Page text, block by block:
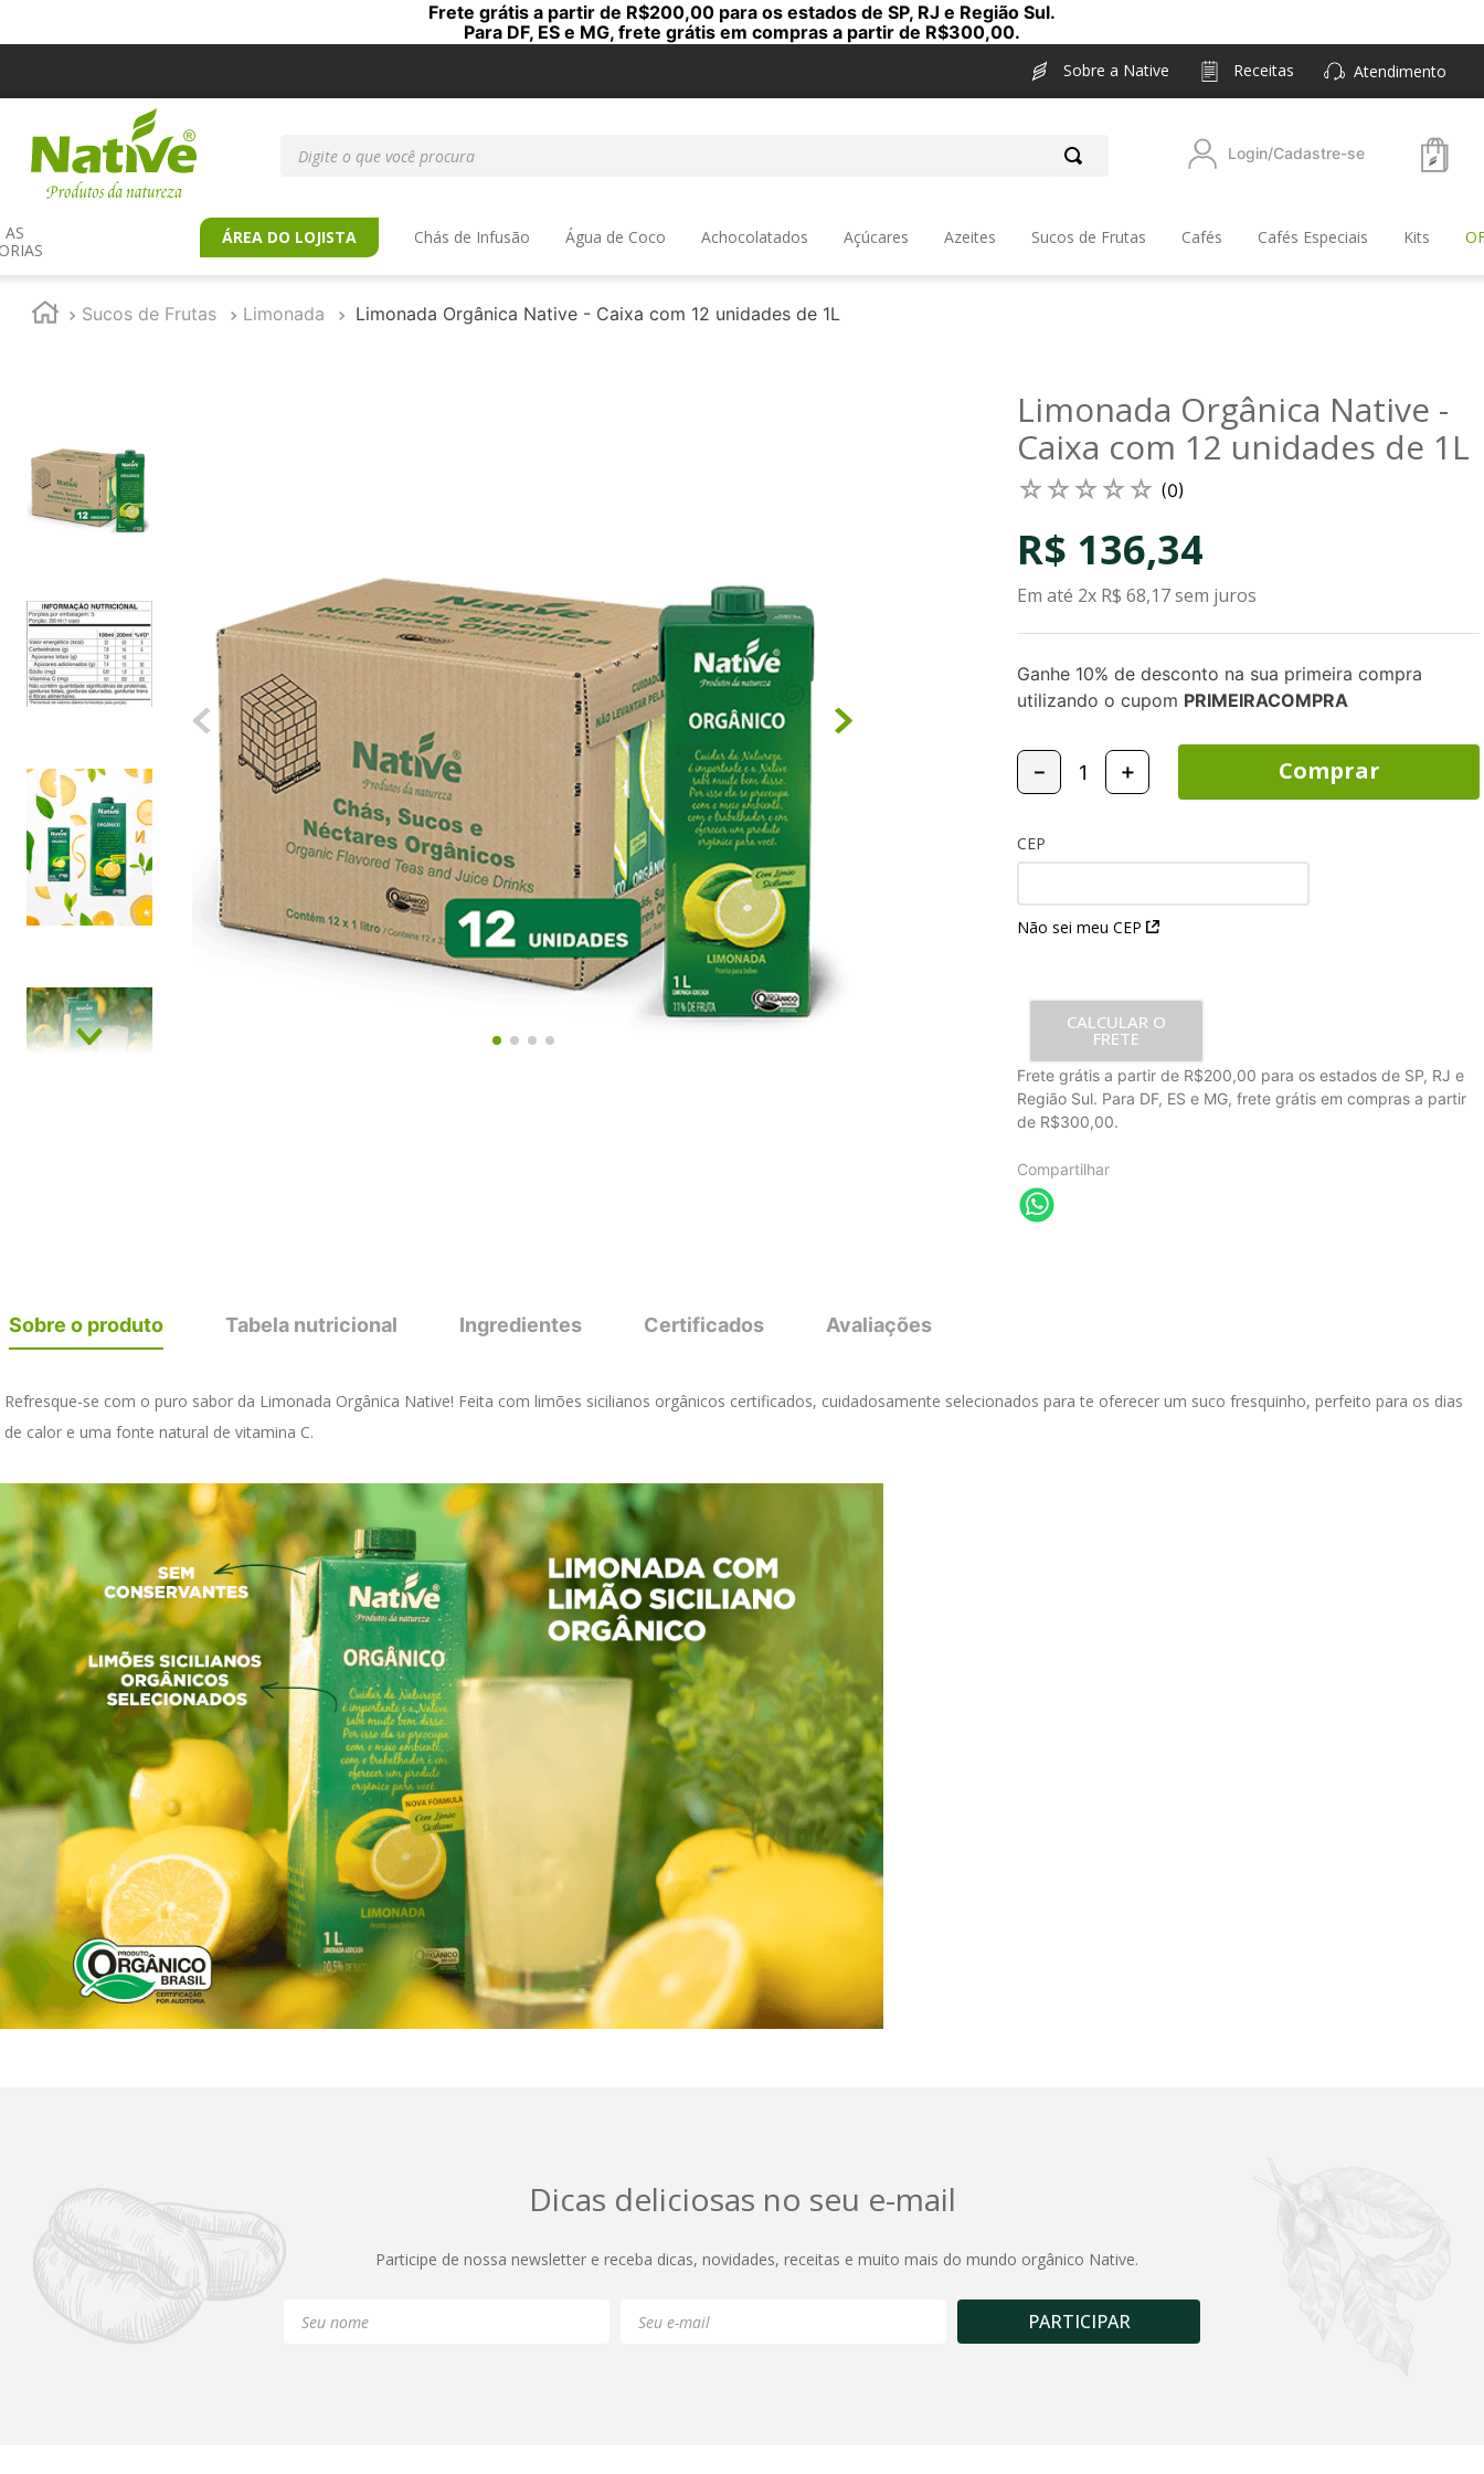
Frete grátis a partir de R$200,00 para os estados de SP, RJ e Região Sul.
Para DF, ES e MG, frete grátis em compras a partir de R$300,00.
Sobre a Native Receitas Atendimento
Login/Cadastre-se
ÁREA DO LOJISTA Chás de Infusão Água de Coco Achocolatados Açúcares Azeites Sucos de Frutas Cafés Cafés Especiais Kits
Sucos de Frutas Limonada Limonada Orgânica Native - Caixa com 12 unidades de 1L
Limonada Orgânica Native -
Caixa com 12 unidades de 1L
☆☆☆☆☆ (0)
R$ 136,34
Em até 2x R$ 68,17sem juros
Ganhe 10% de desconto na sua primeira compra
utilizando o cupom PRIMEIRACOMPRA
＋
－ Comprar
CEP
Não sei meu CEP
CALCULAR O
FRETE
Frete grátis a partir de R$200,00 para os estados de SP, RJ e
Região Sul. Para DF, ES e MG, frete grátis em compras a partir
de R$300,00.
Compartilhar
Sobre o produto Tabela nutricional Ingredientes Certificados Avaliações
Refresque-se com o puro sabor da Limonada Orgânica Native! Feita com limões sicilianos orgânicos certificados, cuidadosamente selecionados para te oferecer um suco fresquinho, perfeito para os dias
de calor e uma fonte natural de vitamina C.
Dicas deliciosas no seu e-mail
Participe de nossa newsletter e receba dicas, novidades, receitas e muito mais do mundo orgânico Native.
PARTICIPAR